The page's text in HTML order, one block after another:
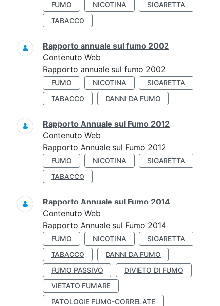
FUMO NICOTINA
SIGARETTA
TABACCO
Rapporto annuale sul fumo 2002
Contenuto Web
Rapporto annuale sul fumo 2002
FUMO NICOTINA
SIGARETTA
TABACCO
DANNI DA FUMO
Rapporto Annuale sul Fumo 2012
Contenuto Web
Rapporto Annuale sul Fumo 2012
FUMO NICOTINA
SIGARETTA
TABACCO
Rapporto Annuale sul Fumo 2014
Contenuto Web
Rapporto Annuale sul Fumo 2014
FUMO NICOTINA
SIGARETTA
TABACCO
DANNI DA FUMO
FUMO PASSIVO
DIVIETO DI FUMO
VIETATO FUMARE
PATOLOGIE FUMO-CORRELATE